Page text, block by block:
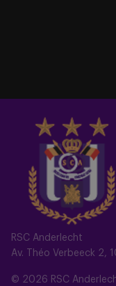
RSC Anderlecht
Av. Théo Verbeeck 2,
© 2026 RSC